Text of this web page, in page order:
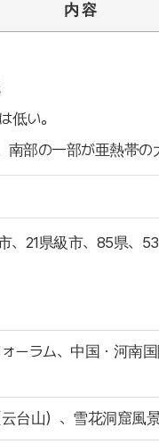
内 容
低い。
南部の一部が亜熱帯の
21県級市、85県、
ーラム、中国・河南
台山）、雪花洞窟風